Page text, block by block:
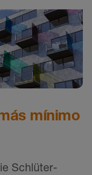
mínimo
Schlüter-